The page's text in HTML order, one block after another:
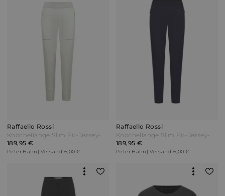
Raffaello Rossi
Knöchellange Slim Fit-Jersey-Hose Raffaello Rossi weiss Weiß
189,95 €
Peter Hahn | Versand: 6,00 €
Raffaello Rossi
Knöchellange Slim Fit-Jersey-Hose Raffaello Rossi blau
189,95 €
Peter Hahn | Versand: 6,00 €